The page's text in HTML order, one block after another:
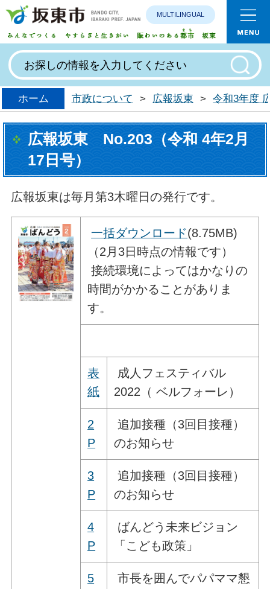
みんなで
MULTILINGUAL
ホーム 市政について > 広報坂東 > 令和3年度
広報坂東 No.203（令和 4年2月
17日号）
広報坂東は毎月第3木曜日の発行です。
一括ダウンロード(8.75MB)
（2月3日時点の情報です）
接続環境によってはかなりの
時間がかかることがありま
す。
表
紙
成人フェスティバル
2022（ ベルフォーレ）
2
P
追加接種（3回目接種）
のお知らせ
3
P
追加接種（3回目接種）
のお知らせ
4
P
ばんどう未来ビジョン
「こども政策」
5
市長を囲んでパパママ懇